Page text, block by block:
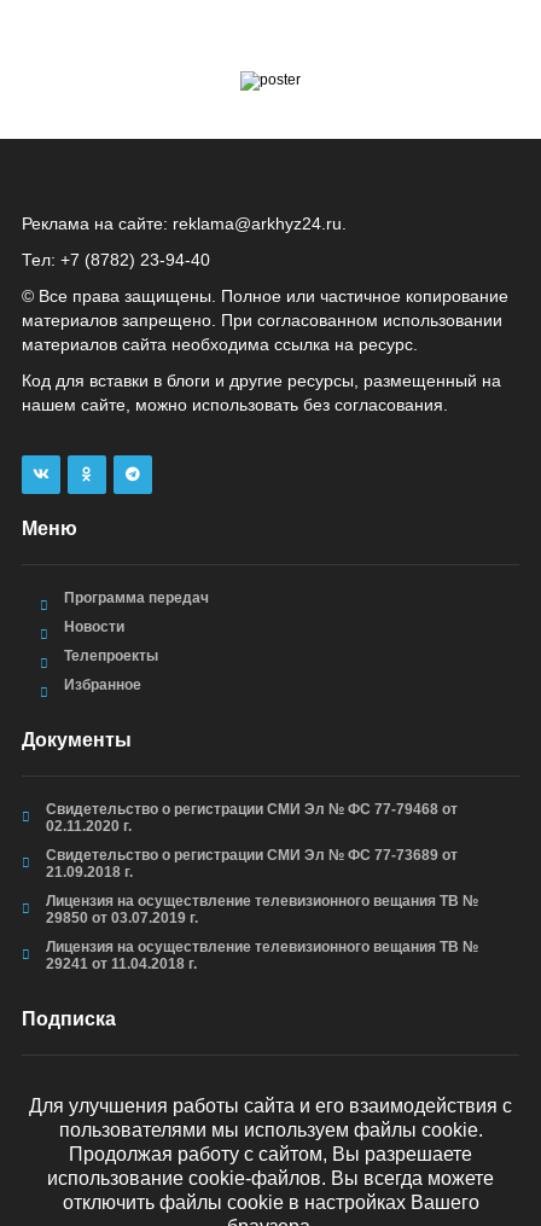
Реклама на сайте: reklama@arkhyz24.ru
Тел: +7 (8782) 23‑94‑40
© Все права защищены. Полное или частичное копирование
материалов запрещено. При согласованном использовании
материалов сайта необходима ссылка на ресурс.
Код для вставки в блоги и другие ресурсы, размещенный на
нашем сайте, можно использовать без согласования.
Меню
Программа передач
Новости
Телепроекты
Избранное
Документы
Свидетельство о регистрации СМИ Эл № ФС 77-79468 от
02.11.2020 г.
Свидетельство о регистрации СМИ Эл № ФС 77-73689 от
21.09.2018 г.
Лицензия на осуществление телевизионного вещания ТВ №
29850 от 03.07.2019 г.
Лицензия на осуществление телевизионного вещания ТВ №
29241 от 11.04.2018 г.
Подписка
ОТПРАВИТЬ
Для улучшения работы сайта и его взаимодействия с
пользователями мы используем файлы cookie.
Продолжая работу с сайтом, Вы разрешаете
использование cookie-файлов. Вы всегда можете
отключить файлы cookie в настройках Вашего